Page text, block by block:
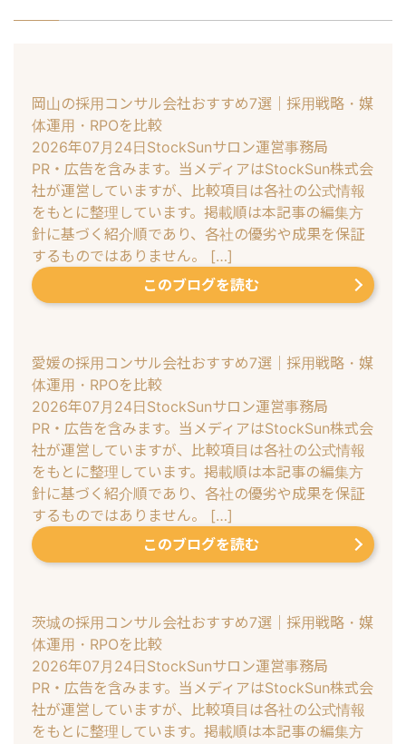
岡山の採用コンサル会社おすすめ7選｜採用戦略・媒
体運用・RPOを比較
2026年07月24日StockSunサロン運営事務局
PR・広告を含みます。当メディアはStockSun株式会
社が運営していますが、比較項目は各社の公式情報
をもとに整理しています。掲載順は本記事の編集方
針に基づく紹介順であり、各社の優劣や成果を保証
するものではありません。 […]
このブログを読む
愛媛の採用コンサル会社おすすめ7選｜採用戦略・媒
体運用・RPOを比較
2026年07月24日StockSunサロン運営事務局
PR・広告を含みます。当メディアはStockSun株式会
社が運営していますが、比較項目は各社の公式情報
をもとに整理しています。掲載順は本記事の編集方
針に基づく紹介順であり、各社の優劣や成果を保証
するものではありません。 […]
このブログを読む
茨城の採用コンサル会社おすすめ7選｜採用戦略・媒
体運用・RPOを比較
2026年07月24日StockSunサロン運営事務局
PR・広告を含みます。当メディアはStockSun株式会
社が運営していますが、比較項目は各社の公式情報
をもとに整理しています。掲載順は本記事の編集方